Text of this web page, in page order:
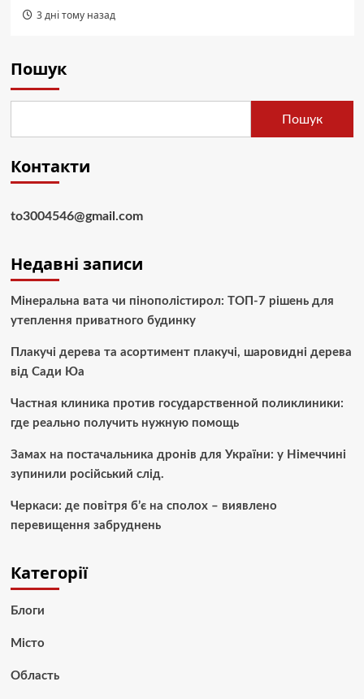
3 дні тому назад
Пошук
Пошук
Контакти
to3004546@gmail.com
Недавні записи
Мінеральна вата чи пінополістирол: ТОП-7 рішень для
утеплення приватного будинку
Плакучі дерева та асортимент плакучі, шаровидні дерева
від Сади Юа
Частная клиника против государственной поликлиники:
где реально получить нужную помощь
Замах на постачальника дронів для України: у Німеччині
зупинили російський слід.
Черкаси: де повітря б’є на сполох – виявлено
перевищення забруднень
Категорії
Блоги
Місто
Область